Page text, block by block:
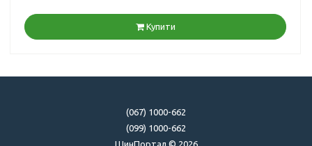
Купити
(067) 1000-662
(099) 1000-662
ШинПортал © 2026